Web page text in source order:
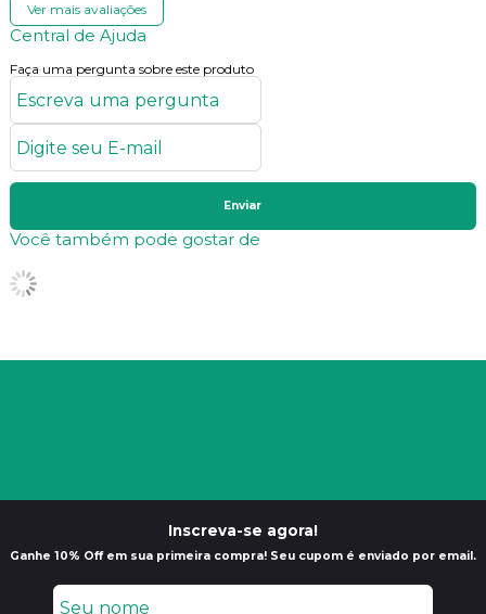
Ver mais avaliações
Central de Ajuda
Faça uma pergunta sobre este produto
Enviar
Você também pode gostar de
Inscreva-se agora!
Ganhe 10% Off em sua primeira compra! Seu cupom é enviado por email.